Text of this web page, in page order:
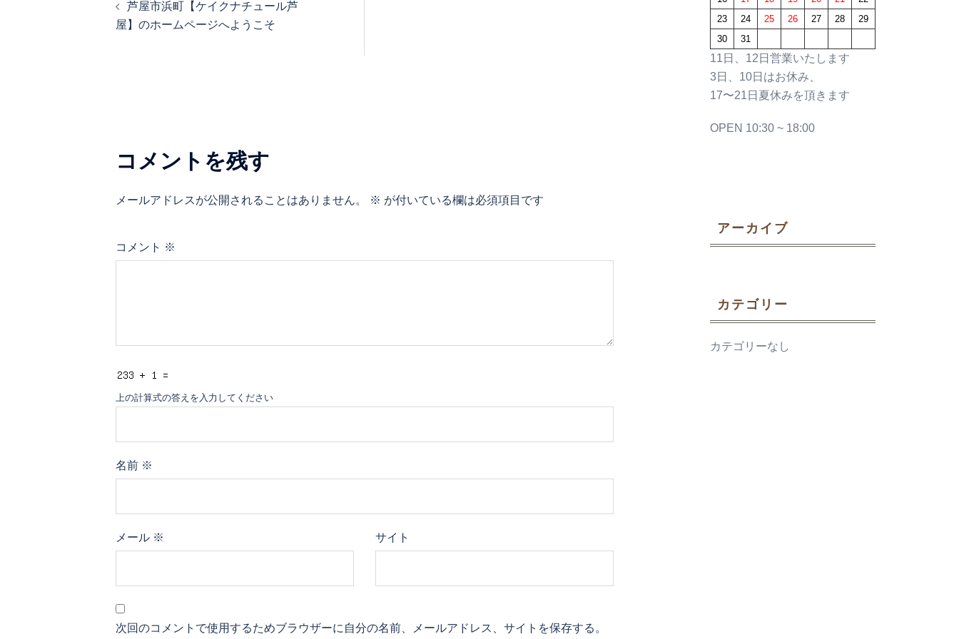
芦屋市浜町【ケイクナチュール芦
屋】のホームページへようこそ
コメントを残す
メールアドレスが公開されることはありません。 ※ が付いている欄は必須項目です
コメント ※
上の計算式の答えを入力してください
名前 ※
メール ※ サイト
次回のコメントで使用するためブラウザーに自分の名前、メールアドレス、サイトを保存する。
23
24 25 26 27 28
29
30
31
11日、12日営業いたします
3日、10日はお休み、
17〜21日夏休みを頂きます
OPEN 10:30 ~ 18:00
アーカイブ
カテゴリー
カテゴリーなし